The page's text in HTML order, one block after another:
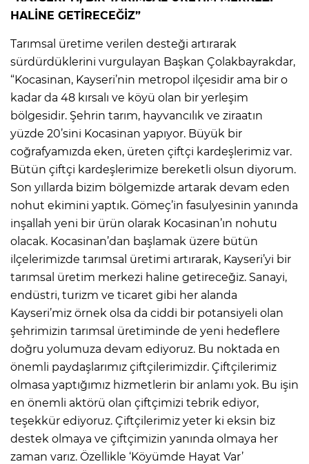
HALİNE GETİRECEĞİZ”
Tarımsal üretime verilen desteği artırarak
sürdürdüklerini vurgulayan Başkan Çolakbayrakdar,
“Kocasinan, Kayseri’nin metropol ilçesidir ama bir o
kadar da 48 kırsalı ve köyü olan bir yerleşim
bölgesidir. Şehrin tarım, hayvancılık ve ziraatın
yüzde 20’sini Kocasinan yapıyor. Büyük bir
coğrafyamızda eken, üreten çiftçi kardeşlerimiz var.
Bütün çiftçi kardeşlerimize bereketli olsun diyorum.
Son yıllarda bizim bölgemizde artarak devam eden
nohut ekimini yaptık. Gömeç’in fasulyesinin yanında
inşallah yeni bir ürün olarak Kocasinan’ın nohutu
olacak. Kocasinan’dan başlamak üzere bütün
ilçelerimizde tarımsal üretimi artırarak, Kayseri’yi bir
tarımsal üretim merkezi haline getireceğiz. Sanayi,
endüstri, turizm ve ticaret gibi her alanda
Kayseri’miz örnek olsa da ciddi bir potansiyeli olan
şehrimizin tarımsal üretiminde de yeni hedeflere
doğru yolumuza devam ediyoruz. Bu noktada en
önemli paydaşlarımız çiftçilerimizdir. Çiftçilerimiz
olmasa yaptığımız hizmetlerin bir anlamı yok. Bu işin
en önemli aktörü olan çiftçimizi tebrik ediyor,
teşekkür ediyoruz. Çiftçilerimiz yeter ki eksin biz
destek olmaya ve çiftçimizin yanında olmaya her
zaman varız. Özellikle ‘Köyümde Hayat Var’